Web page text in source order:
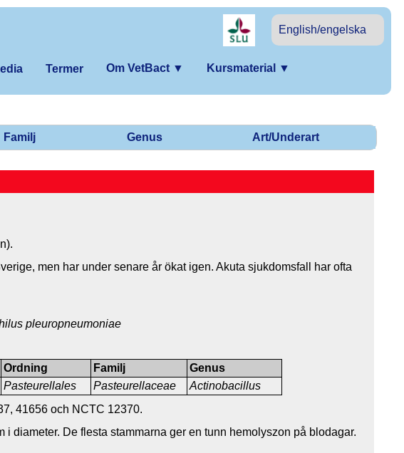
English/engelska
Termer Om VetBact ▼ Kursmaterial ▼
Familj Genus Art/Underart
men har under senare år ökat igen. Akuta sjukdomsfall har ofta
pleuropneumoniae
Ordning
Pasteurellales
Familj
Pasteurellaceae
Genus
Actinobacillus
41656 och NCTC 12370.
i diameter. De flesta stammarna ger en tunn hemolyszon på blodagar.